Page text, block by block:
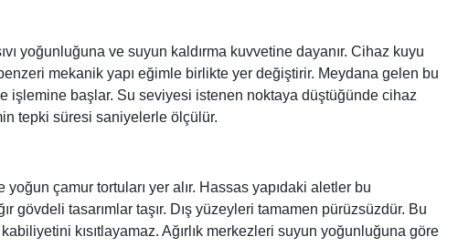
yoğunluğuna ve suyun kaldırma kuvvetine dayanır. Cihaz kuyu
mekanik yapı eğimle birlikte yer değiştirir. Meydana gelen bu
işlemine başlar. Su seviyesi istenen noktaya düştüğünde cihaz
tepki süresi saniyelerle ölçülür.
çamur tortuları yer alır. Hassas yapıdaki aletler bu
gövdeli tasarımlar taşır. Dış yüzeyleri tamamen pürüzsüzdür. Bu
kısıtlayamaz. Ağırlık merkezleri suyun yoğunluğuna göre